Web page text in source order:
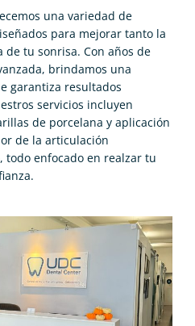
una variedad de
para mejorar tanto la
tu sonrisa. Con años de
brindamos una
garantiza resultados
servicios incluyen
de porcelana y aplicación
de la articulación
todo enfocado en realzar tu